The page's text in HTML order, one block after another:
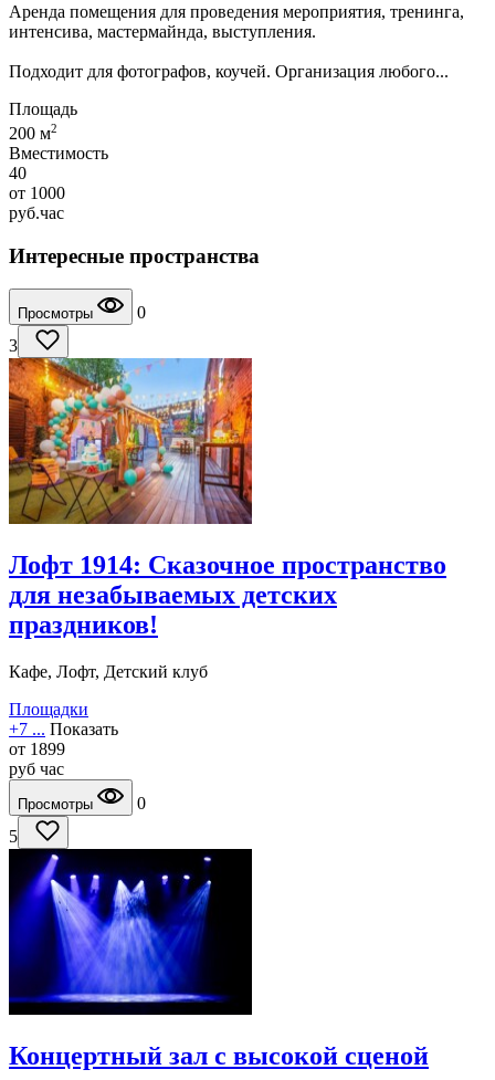
Аренда помещения для проведения мероприятия, тренинга,
интенсива, мастермайнда, выступления.
Подходит для фотографов, коучей. Организация любого...
Площадь
200 м2
Вместимость
40
от 1000
руб.час
Интересные пространства
Просмотры
0
3
Лофт 1914: Сказочное пространство
для незабываемых детских
праздников!
Кафе, Лофт, Детский клуб
Площадки
+7 ... Показать
от 1899
руб час
Просмотры
0
5
Концертный зал с высокой сценой